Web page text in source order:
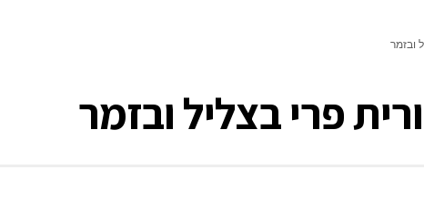
ובזמר
פרי בצליל ובזמר